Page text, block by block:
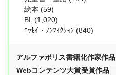
絵本 (59)
BL (1,020)
ｴｯｾｲ・ﾉﾝﾌｨｸｼｮﾝ (840)
アルファポリス書籍化作家作品
Webコンテンツ大賞受賞作品